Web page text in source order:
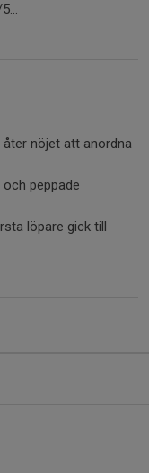
nöjet att anordna
peppade
löpare gick till